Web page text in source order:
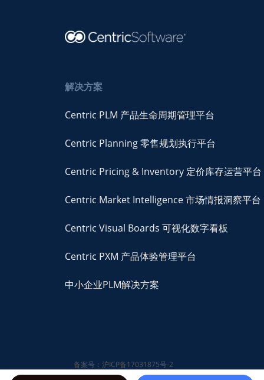
解决方案
Centric PLM 产品生命周期管理平台
Centric Planning 零售规划执行平台
Centric Pricing & Inventory 定价库存运营平台
Centric Market Intelligence 市场情报洞察平台
Centric Visual Boards 可视化数字看板
Centric PXM 产品体验管理平台
中小企业PLM解决方案
备案号：沪ICP备17031875号-2
© 2026 Centric Software,